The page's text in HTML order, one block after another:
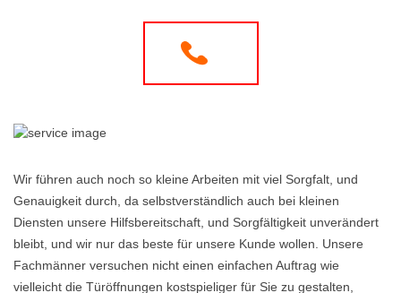
Wir führen auch noch so kleine Arbeiten mit viel Sorgfalt, und
Genauigkeit durch, da selbstverständlich auch bei kleinen
Diensten unsere Hilfsbereitschaft, und Sorgfältigkeit unverändert
bleibt, und wir nur das beste für unsere Kunde wollen. Unsere
Fachmänner versuchen nicht einen einfachen Auftrag wie
vielleicht die Türöffnungen kostspieliger für Sie zu gestalten,